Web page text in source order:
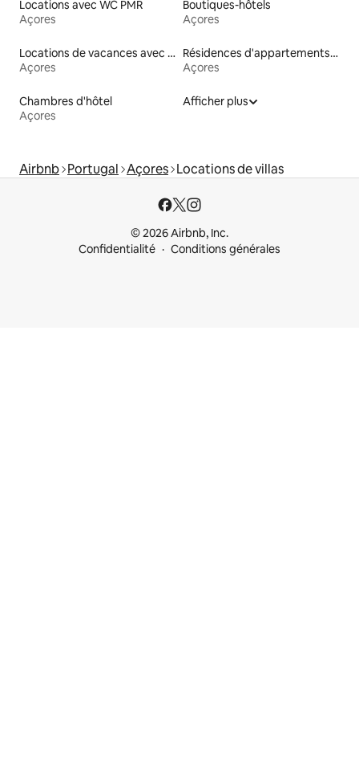
Locations avec WC PMR
Açores
Boutiques-hôtels
Açores
Locations de vacances avec piscine
Açores
Résidences d'appartements en location
Açores
Chambres d'hôtel
Açores
Afficher plus
Airbnb Portugal Açores Locations de villas
© 2026 Airbnb, Inc.
Confidentialité
Conditions générales